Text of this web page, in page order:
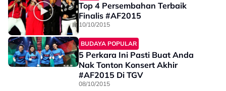
Top 4 Persembahan Terbaik
Finalis #AF2015
10/10/2015
BUDAYA POPULAR
5 Perkara Ini Pasti Buat Anda
Nak Tonton Konsert Akhir
#AF2015 Di TGV
08/10/2015